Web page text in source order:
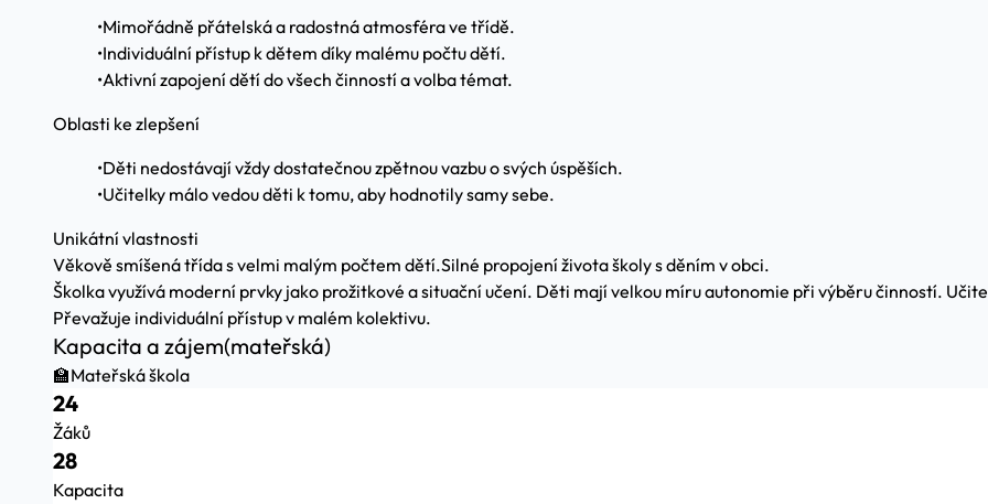
•Mimořádně přátelská a radostná atmosféra ve třídě.
•Individuální přístup k dětem díky malému počtu dětí.
•Aktivní zapojení dětí do všech činností a volba témat.
Oblasti ke zlepšení
•Děti nedostávají vždy dostatečnou zpětnou vazbu o svých úspěších.
•Učitelky málo vedou děti k tomu, aby hodnotily samy sebe.
Unikátní vlastnosti
Věkově smíšená třída s velmi malým počtem dětí.Silné propojení života školy s děním v obci.
Školka využívá moderní prvky jako prožitkové a situační učení. Děti mají velkou míru autonomie při výběru činností.
Převažuje individuální přístup v malém kolektivu.
Kapacita a zájem(mateřská)
🏫Mateřská škola
24
Žáků
28
Kapacita